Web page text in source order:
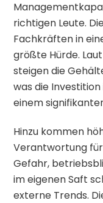
richtigen Leute.
Fachkräften in
größte Hürde.
steigen die
was die
einem
Hinzu kommen
Verantwortung
Gefahr,
im eigenen Saft
externe Trends.